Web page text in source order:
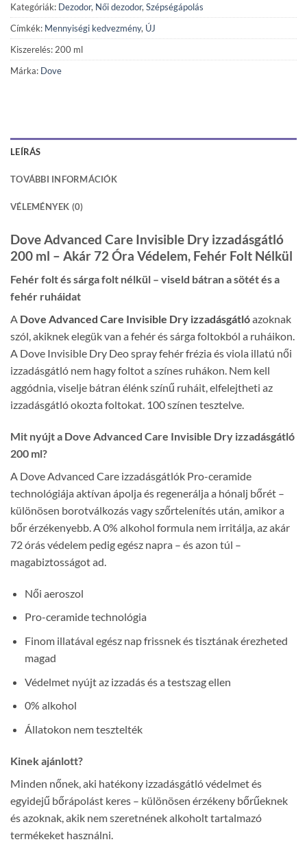
Kategóriák: Dezodor, Női dezodor, Szépségápolás
Címkék: Mennyiségi kedvezmény, ÚJ
Kiszerelés: 200 ml
Márka: Dove
LEÍRÁS
TOVÁBBI INFORMÁCIÓK
VÉLEMÉNYEK (0)
Dove Advanced Care Invisible Dry izzadásgátló
200 ml – Akár 72 Óra Védelem, Fehér Folt Nélkül
Fehér folt és sárga folt nélkül – viseld bátran a sötét és a
fehér ruháidat
A Dove Advanced Care Invisible Dry izzadásgátlóazoknak
szól, akiknek elegük van a fehér és sárga foltokból a ruháikon.
A Dove Invisible Dry Deo spray fehér frézia és viola illatú női
izzadásgátló nem hagy foltot a színes ruhákon. Nem kell
aggódnia, viselje bátran élénk színű ruháit, elfelejtheti az
izzadásgátló okozta foltokat. 100 színen tesztelve.
Mit nyújt a Dove Advanced Care Invisible Dry izzadásgátló
200 ml?
A Dove Advanced Care izzadásgátlók Pro-ceramide
technológiája aktívan ápolja és regenerálja a hónalj bőrét –
különösen borotválkozás vagy szőrtelenítés után, amikor a
bőr érzékenyebb. A 0% alkohol formula nem irritálja, az akár
72 órás védelem pedig egész napra – és azon túl –
magabiztosságot ad.
Női aeroszol
Pro-ceramide technológia
Finom illatával egész nap frissnek és tisztának érezheted
magad
Védelmet nyújt az izzadás és a testszag ellen
0% alkohol
Állatokon nem tesztelték
Kinek ajánlott?
Minden nőnek, aki hatékony izzadásgátló védelmet és
egyidejű bőrápolást keres – különösen érzékeny bőrűeknek
és azoknak, akik nem szeretnének alkoholt tartalmazó
termékeket használni.